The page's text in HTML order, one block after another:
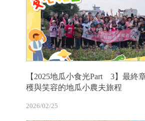
【2025地瓜小食光Part 3】最終
穫與笑容的地瓜小農夫旅程
2026/02/25